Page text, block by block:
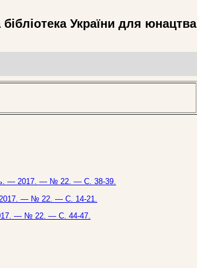
України для юнацтва
— 2017. — № 22. — С. 38-39.
2017. — № 22. — С. 14-21.
— № 22. — С. 44-47.